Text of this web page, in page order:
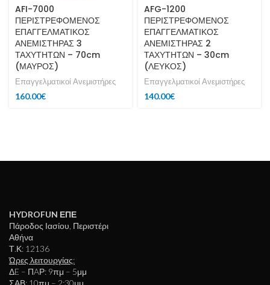
AFI-7000
ΠΕΡΙΣΤΡΕΦΟΜΕΝΟΣ
ΕΠΑΓΓΕΛΜΑΤΙΚΟΣ
ΑΝΕΜΙΣΤΗΡΑΣ 3
ΤΑΧΥΤΗΤΩΝ – 70cm
(ΜΑΥΡΟΣ)
Επαγγελματικοί Ανεμιστήρες
160.00€
AFG-1200
ΠΕΡΙΣΤΡΕΦΟΜΕΝΟΣ
ΕΠΑΓΓΕΛΜΑΤΙΚΟΣ
ΑΝΕΜΙΣΤΗΡΑΣ 2
ΤΑΧΥΤΗΤΩΝ – 30cm
(ΛΕΥΚΟΣ)
Επαγγελματικοί Ανεμιστήρες
140.00€
HYDROFUN ΕΠΕ
Πάροδος Ιασίου, Περιστέρι
Αθήνα
Τ.Κ: 12136
Ώρες λειτουργίας:
ΔE – ΠAΡ: 9πμ – 5μμ
ΣΑΒ: 10πμ – 2:30μμ